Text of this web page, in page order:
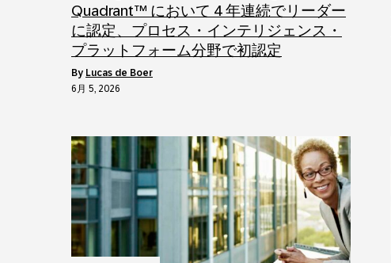
Quadrant™ において 4 年連続でリーダー
に認定、プロセス・インテリジェンス・
プラットフォーム分野で初認定
by Lucas de Boer
6月 5, 2026